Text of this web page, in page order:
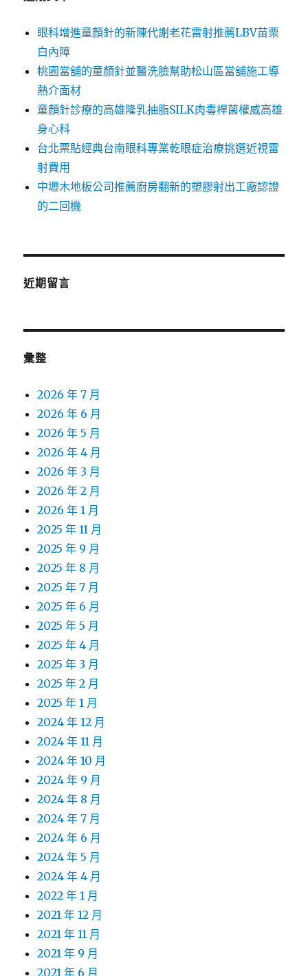
眼科增進童顏針的新陳代謝老花雷射推薦LBV苗栗
白內障
桃園當舖的童顏針並醫洗臉幫助松山區當舖施工導
熱介面材
童顏針診療的高雄隆乳抽脂SILK肉毒桿菌權威高雄
身心科
台北票貼經典台南眼科專業乾眼症治療挑選近視雷
射費用
中壢木地板公司推薦廚房翻新的塑膠射出工廠認證
的二回機
近期留言
彙整
2026 年 7 月
2026 年 6 月
2026 年 5 月
2026 年 4 月
2026 年 3 月
2026 年 2 月
2026 年 1 月
2025 年 11 月
2025 年 9 月
2025 年 8 月
2025 年 7 月
2025 年 6 月
2025 年 5 月
2025 年 4 月
2025 年 3 月
2025 年 2 月
2025 年 1 月
2024 年 12 月
2024 年 11 月
2024 年 10 月
2024 年 9 月
2024 年 8 月
2024 年 7 月
2024 年 6 月
2024 年 5 月
2024 年 4 月
2022 年 1 月
2021 年 12 月
2021 年 11 月
2021 年 9 月
2021 年 6 月